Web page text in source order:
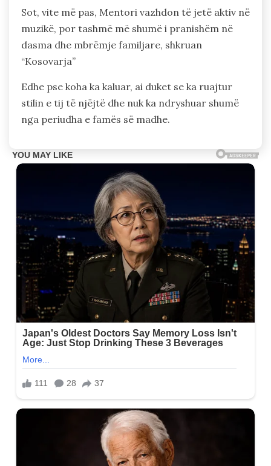
Sot, vite më pas, Mentori vazhdon të jetë aktiv në
muzikë, por tashmë më shumë i pranishëm në
dasma dhe mbrëmje familjare, shkruan
“Kosovarja”
Edhe pse koha ka kaluar, ai duket se ka ruajtur
stilin e tij të njëjtë dhe nuk ka ndryshuar shumë
nga periudha e famës së madhe.